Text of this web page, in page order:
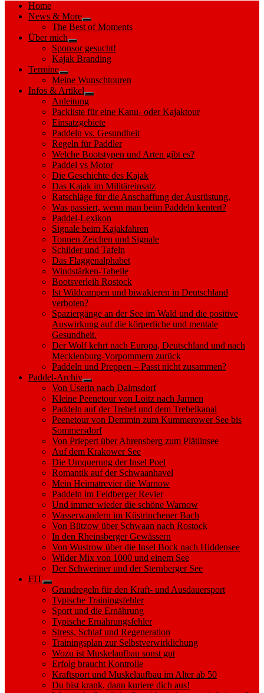
Home
News & More
Show
sub
The Best of Moments
Über mich
Show
sub
menu
Sponsor gesucht!
Kajak Branding
Termine
Show
sub
menu
Meine Wunschtouren
Infos & Artikel
Show
sub
menu
Anleitung
Packliste für eine Kanu- oder Kajaktour
Einsatzgebiete
Paddeln vs. Gesundheit
Regeln für Paddler
Welche Bootstypen und Arten gibt es?
Paddel vs Motor
Die Geschichte des Kajak
Das Kajak im Militäreinsatz
Ratschläge für die Anschaffung der Ausrüstung.
Was passiert, wenn man beim Paddeln kentert?
Paddel-Lexikon
Signale beim Kajakfahren
Tonnen Zeichen und Signale
Schilder und Tafeln
Das Flaggenalphabet
Windstärken-Tabelle
Bootsverleih Rostock
Ist Wildcampen und biwakieren in Deutschland
verboten?
Spaziergänge an der See im Wald und die positive
Auswirkung auf die körperliche und mentale
Gesundheit.
Der Wolf kehrt nach Europa, Deutschland und nach
Mecklenburg-Vorpommern zurück
Paddeln und Preppen – Passt nicht zusammen?
Paddel-Archiv
Show
sub
menu
Von Userin nach Dalmsdorf
Kleine Peenetour von Loitz nach Jarmen
Paddeln auf der Trebel und dem Trebelkanal
Peenetour von Demmin zum Kummerower See bis
Sommersdorf
Von Priepert über Ahrensberg zum Plätlinsee
Auf dem Krakower See
Die Umquerung der Insel Poel
Romantik auf der Schwaanhavel
Mein Heimatrevier die Warnow
Paddeln im Feldberger Revier
Und immer wieder die schöne Warnow
Wasserwandern im Küstrinchener Bach
Von Bützow über Schwaan nach Rostock
In den Rheinsberger Gewässern
Von Wustrow über die Insel Bock nach Hiddensee
Wilder Mix von 1000 und einem See
Der Schweriner und der Sternberger See
FIT
Show
sub
menu
Grundregeln für den Kraft- und Ausdauersport
Typische Trainingsfehler
Sport und die Ernährung
Typische Ernährungsfehler
Stress, Schlaf und Regeneration
Trainingsplan zur Selbstverwirklichung
Wozu ist Muskelaufbau sonst gut
Erfolg braucht Kontrolle
Kraftsport und Muskelaufbau im Alter ab 50
Du bist krank, dann kuriere dich aus!